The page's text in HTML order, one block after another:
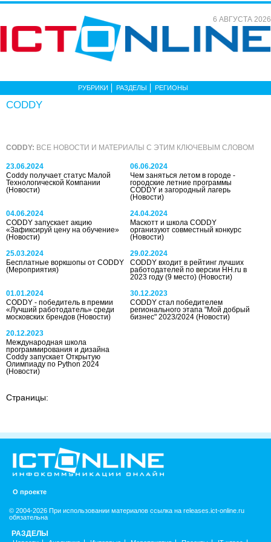
6 АВГУСТА 2026
РУБРИКИ РАЗДЕЛЫ РЕГИОНЫ
CODDY
CODDY: ВСЕ НОВОСТИ И МАТЕРИАЛЫ С ЭТИМ КЛЮЧЕВЫМ СЛОВОМ
23.06.2024
Coddy получает статус Малой
Технологической Компании
(Новости)
06.06.2024
Чем заняться летом в городе -
городские летние программы
CODDY и загородный лагерь
(Новости)
04.06.2024
CODDY запускает акцию
«Зафиксируй цену на обучение»
(Новости)
24.04.2024
Маскотт и школа CODDY
организуют совместный конкурс
(Новости)
25.03.2024
Бесплатные воркшопы от CODDY
(Мероприятия)
29.02.2024
CODDY входит в рейтинг лучших
работодателей по версии HH.ru в
2023 году (9 место)(Новости)
01.01.2024
CODDY - победитель в премии
«Лучший работодатель» среди
московских брендов (Новости)
30.12.2023
CODDY стал победителем
регионального этапа "Мой добрый
бизнес" 2023/2024(Новости)
20.12.2023
Международная школа
программирования и дизайна
Coddy запускает Открытую
Олимпиаду по Python 2024
(Новости)
Страницы:
О проекте
© 2004-2026 При использовании материалов ссылка на releases.ict-online.ru
обязательна
РАЗДЕЛЫ